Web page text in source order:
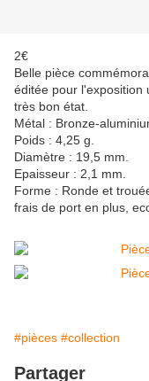
2€
Belle pièce
éditée pour l'exposition
très bon état.
Métal : Bronze-
Poids : 4,25 g.
Diamètre : 19,5 mm.
Epaisseur : 2,1 mm.
Forme : Ronde et
frais de port en plus,
#pièces #collection
Partager